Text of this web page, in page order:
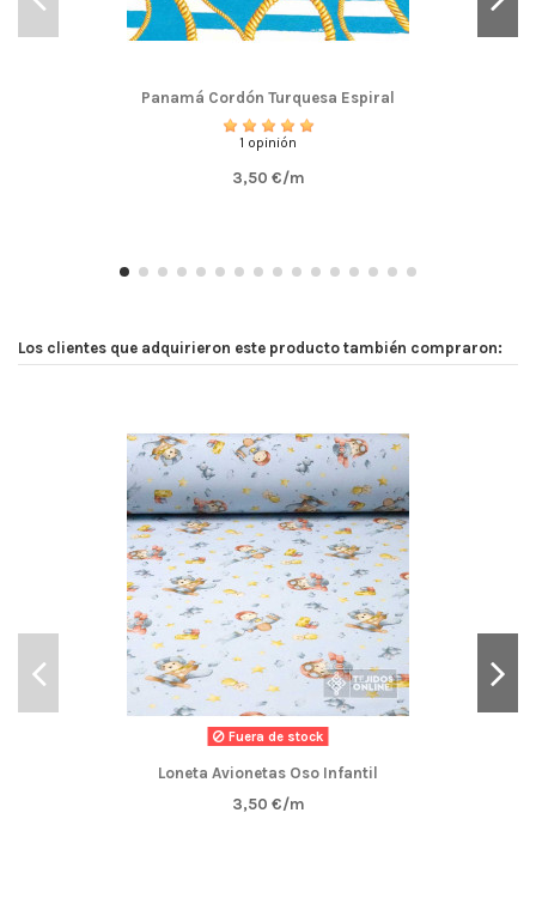
Panamá Cordón Turquesa Espiral
1 opinión
3,50 €/m
Los clientes que adquirieron este producto también compraron:
Fuera de stock
Loneta Avionetas Oso Infantil
3,50 €/m